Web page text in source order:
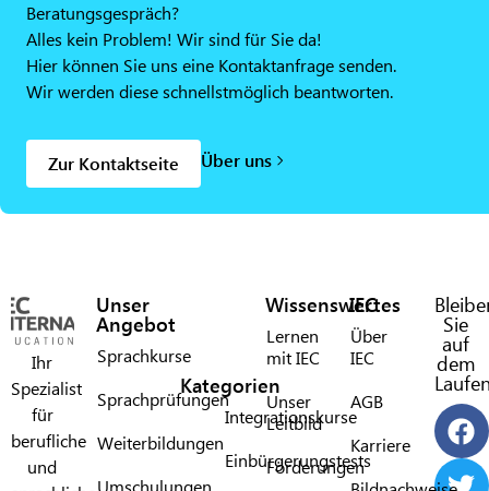
Beratungsgespräch?
Alles kein Problem! Wir sind für Sie da!
Hier können Sie uns eine Kontaktanfrage senden.
Wir werden diese schnellstmöglich beantworten.
Zur Kontaktseite Über uns
Ihr
Spezialist
für
berufliche
und
Unser
Angebot
Sprachkurse
Sprachprüfungen
Weiterbildungen
Umschulungen
Kategorien
Integrationskurse
Einbürgerungstests
Wissenswertes
Lernen
mit IEC​
Unser
Leitbild
Förderungen​
IEC
Über
IEC​
AGB
Karriere
Sie
auf
dem